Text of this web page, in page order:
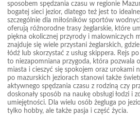
sposobem spędzania czasu w regionie
bogatej sieci jezior, dlatego też jest to
szczególnie dla miłośników sportów
oferują różnorodne trasy żeglarskie, które
piękna okolicznej przyrody i malowniczych
znajduje się wiele przystani żeglarskich,
łódź lub skorzystać z usług skippera. Rejs
to niezapomniana przygoda, która pozwala
miasta i cieszyć się spokojem oraz urokami
po mazurskich jeziorach stanowi także
aktywnego spędzania czasu z rodziną czy
doskonały sposób na naukę obsługi łodzi i
umiejętności. Dla wielu osób żegluga po
tylko hobby, ale także pasja i część życia.